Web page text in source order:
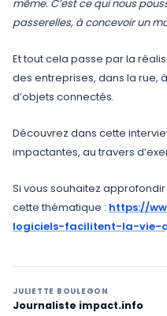
même. C’est ce qui nous
passerelles, à concevoir un
Et tout cela passe par la
des entreprises, dans la rue,
d’objets connectés.
Découvrez dans cette
impactantes, au travers
Si vous souhaitez
cette thématique : https://
logiciels-facilitent-la-
JULIETTE BOULEGON
Journaliste impact.info